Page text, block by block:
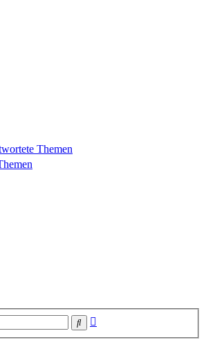
Themen
Suche